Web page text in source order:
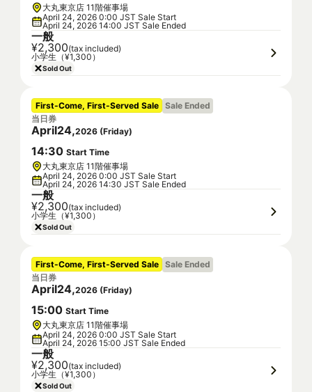
大丸東京店 11階催事場
April 24, 2026 0:00 JST Sale Start
April 24, 2026 14:00 JST Sale Ended
一般
¥2,300(tax included)
小学生（¥1,300）
Sold Out
First-Come, First-Served Sale Sale Ended
当日券
April24,2026 (Friday)
14:30 Start Time
大丸東京店 11階催事場
April 24, 2026 0:00 JST Sale Start
April 24, 2026 14:30 JST Sale Ended
一般
¥2,300(tax included)
小学生（¥1,300）
Sold Out
First-Come, First-Served Sale Sale Ended
当日券
April24,2026 (Friday)
15:00 Start Time
大丸東京店 11階催事場
April 24, 2026 0:00 JST Sale Start
April 24, 2026 15:00 JST Sale Ended
一般
¥2,300(tax included)
小学生（¥1,300）
Sold Out